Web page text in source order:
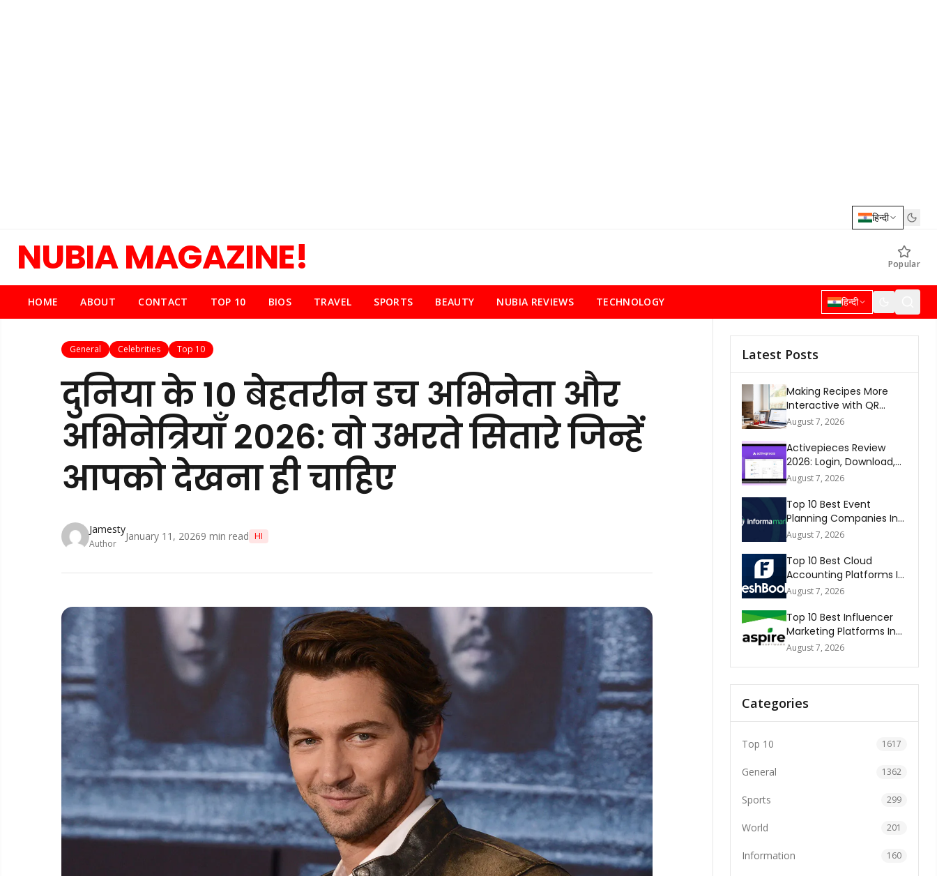
हिन्दी
NUBIA MAGAZINE! Popular
HOME ABOUT CONTACT TOP 10 BIOS TRAVEL SPORTS BEAUTY NUBIA REVIEWS TECHNOLOGY हिन्दी
General Celebrities Top 10
दुनिया के 10 बेहतरीन डच अभिनेता और
अभिनेत्रियाँ 2026: वो उभरते सितारे जिन्हें
आपको देखना ही चाहिए
Jamesty
Author
January 11, 20269 min read HI
Latest Posts
Making Recipes More
Interactive with QR
Codes
August 7, 2026
Activepieces Review
2026: Login, Download,
AI, Pricing, Automation &
August 7, 2026
Top 10 Best Event
Planning Companies In
The World 2026
August 7, 2026
Top 10 Best Cloud
Accounting Platforms In
The World 2026
August 7, 2026
Top 10 Best Influencer
Marketing Platforms In
The World 2026
August 7, 2026
Categories
Top 10 1617
General 1362
Sports 299
World 201
Information 160